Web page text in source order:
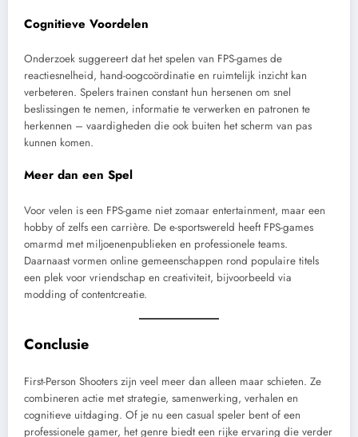
Cognitieve Voordelen
Onderzoek suggereert dat het spelen van FPS-games de
reactiesnelheid, hand-oogcoördinatie en ruimtelijk inzicht kan
verbeteren. Spelers trainen constant hun hersenen om snel
beslissingen te nemen, informatie te verwerken en patronen te
herkennen – vaardigheden die ook buiten het scherm van pas
kunnen komen.
Meer dan een Spel
Voor velen is een FPS-game niet zomaar entertainment, maar een
hobby of zelfs een carrière. De e-sportswereld heeft FPS-games
omarmd met miljoenenpublieken en professionele teams.
Daarnaast vormen online gemeenschappen rond populaire titels
een plek voor vriendschap en creativiteit, bijvoorbeeld via
modding of contentcreatie.
Conclusie
First-Person Shooters zijn veel meer dan alleen maar schieten. Ze
combineren actie met strategie, samenwerking, verhalen en
cognitieve uitdaging. Of je nu een casual speler bent of een
professionele gamer, het genre biedt een rijke ervaring die verder